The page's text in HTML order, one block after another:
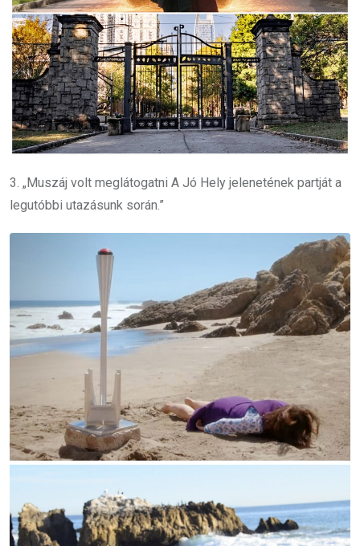
3. „Muszáj volt meglátogatni A Jó Hely jelenetének partját a
legutóbbi utazásunk során.”